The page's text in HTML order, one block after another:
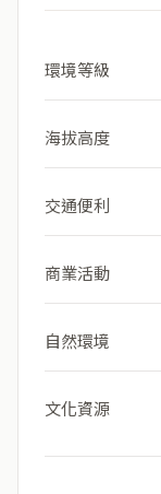
環境等級
海拔高度
交通便利
商業活動
自然環境
文化資源